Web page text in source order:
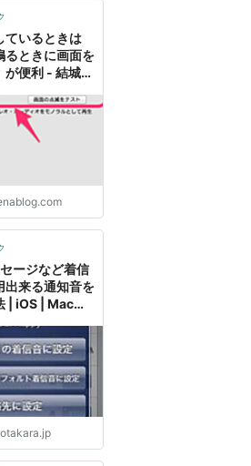
ているときは
るときに画面を
が便利 - 結城浩
ージなど着信
出来る通知音を
| iOS | Macお